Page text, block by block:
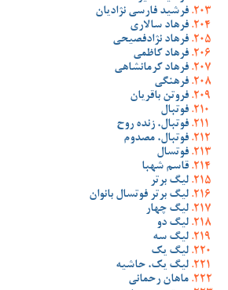
فرشید فارسی نژادیان
فرهاد سالاری
فرهاد نژادفصیحی
فرهاد کاظمی
فرهاد کرمانشاهی
فرهنگی
فروتن باقریان
فوتبال
فوتبال، زنده روح
فوتبال، مصدوم
فوتسال
قاسم شهبا
لیگ برتر
لیگ برتر فوتسال بانوان
لیگ چهار
لیگ دو
لیگ سه
لیگ یک
لیگ یک، حاشیه
ماهان رحمانی